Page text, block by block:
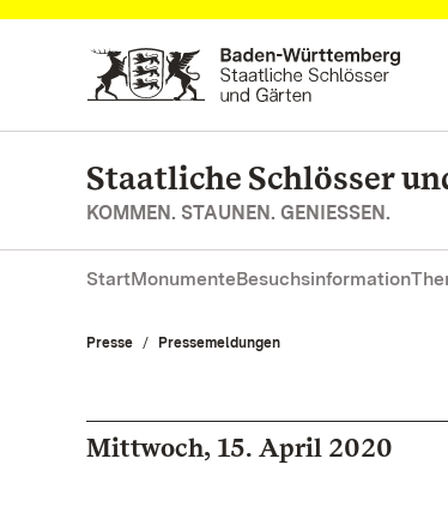
Zum Hauptinhalt springen
Staatliche Schlösser
KOMMEN. STAUNEN. GENIESSEN.
StartMonumenteBesuchsinformation
Presse Pressemeldungen
Mittwoch, 15. April 2020